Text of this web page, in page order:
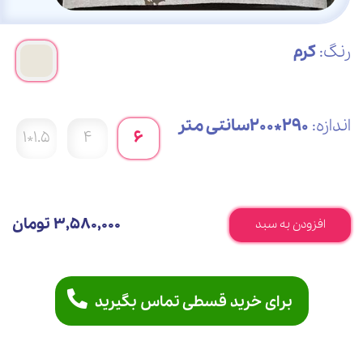
رنگ:کرم
اندازه: 290*200سانتی متر 6
4
1.5*1
افزودن به سبد 3,580,000 تومان
برای خرید قسطی تماس بگیرید